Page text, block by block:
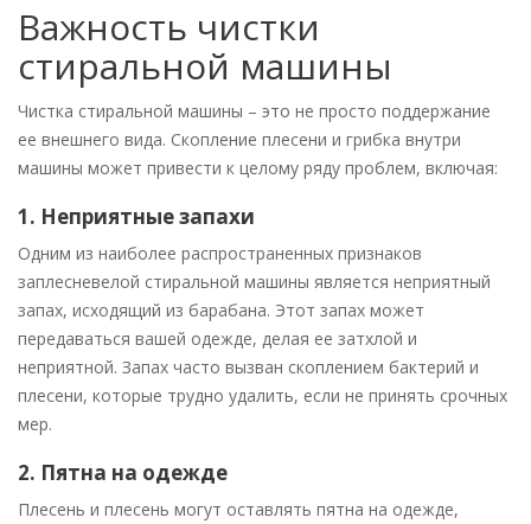
Важность чистки
стиральной машины
Чистка стиральной машины – это не просто поддержание
ее внешнего вида. Скопление плесени и грибка внутри
машины может привести к целому ряду проблем, включая:
1. Неприятные запахи
Одним из наиболее распространенных признаков
заплесневелой стиральной машины является неприятный
запах, исходящий из барабана. Этот запах может
передаваться вашей одежде, делая ее затхлой и
неприятной. Запах часто вызван скоплением бактерий и
плесени, которые трудно удалить, если не принять срочных
мер.
2. Пятна на одежде
Плесень и плесень могут оставлять пятна на одежде,